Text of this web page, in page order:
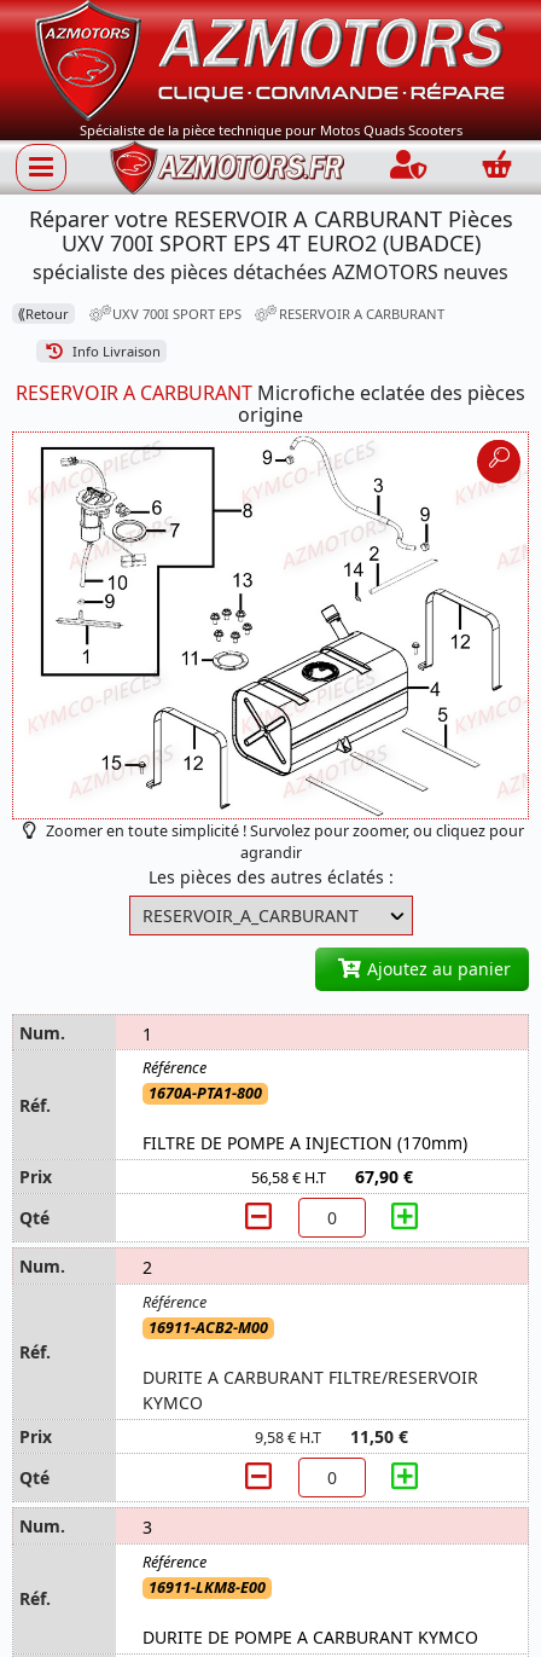
Spécialiste de la pièce technique pour Motos Quads Scooters
Connection
Réparer votre RESERVOIR A CARBURANT Pièces
UXV 700I SPORT EPS 4T EURO2 (UBADCE)
spécialiste des pièces détachées AZMOTORS neuves
⟪Retour UXV 700I SPORT EPS RESERVOIR A CARBURANT
Info Livraison
RESERVOIR A CARBURANT Microfiche eclatée des pièces
origine
Zoomer en toute simplicité ! Survolez pour zoomer, ou cliquez pour
agrandir
Les pièces des autres éclatés :
Ajoutez au panier
1
1670A-PTA1-800
FILTRE DE POMPE A INJECTION (170mm)
56,58 € H.T 67,90 €
2
16911-ACB2-M00
DURITE A CARBURANT FILTRE/RESERVOIR
KYMCO
9,58 € H.T 11,50 €
3
16911-LKM8-E00
DURITE DE POMPE A CARBURANT KYMCO